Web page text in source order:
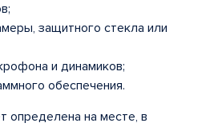
защитного стекла или
и динамиков;
обеспечения.
определена на месте, в